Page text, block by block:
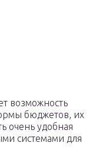
возможность
бюджетов, их
очень удобная
системами для